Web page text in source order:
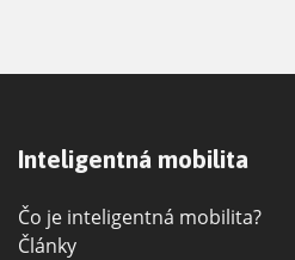
Inteligentná mobilita
Čo je inteligentná mobilita?
Články